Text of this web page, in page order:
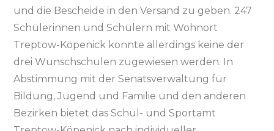
und die Bescheide in den Versand zu geben. 247
Schülerinnen und Schülern mit Wohnort
Treptow-Köpenick konnte allerdings keine der
drei Wunschschulen zugewiesen werden. In
Abstimmung mit der Senatsverwaltung für
Bildung, Jugend und Familie und den anderen
Bezirken bietet das Schul- und Sportamt